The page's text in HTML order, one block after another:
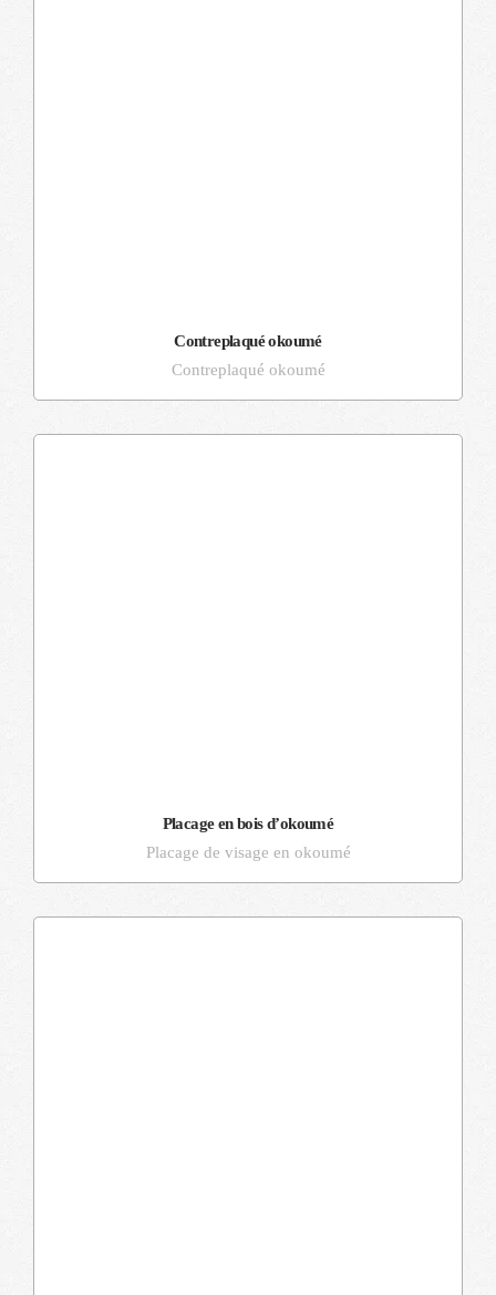
Contreplaqué okoumé
Contreplaqué okoumé
Placage de visage en okoumé
Placage en bois d’okoumé